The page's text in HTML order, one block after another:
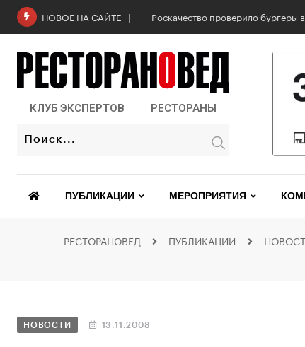
НОВОЕ НА САЙТЕ Роскачество проверило бургеры
КЛУБ ЭКСПЕРТОВ РЕСТОРАНЫ
ПУБЛИКАЦИИ МЕРОПРИЯТИЯ
РЕСТОРАНОВЕД ПУБЛИКАЦИИ
НОВОСТИ 13.11.2008